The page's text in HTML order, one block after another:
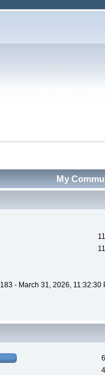
My
183 - March 31, 2026, 11:32:30